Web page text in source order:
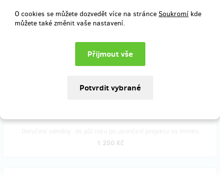
O cookies se můžete dozvedět více na stránce Soukromí kde
můžete také změnit vaše nastavení.
prodáno 0
Opravování a 3D tisk jdou dost dobře dohromady.y Proto chceme
pořídit na pobočku 3D tiskárnu. Je na ní totiž možné vytisknout
vytisknutý výrobek si odnesete s sebou.
1 250 Kč